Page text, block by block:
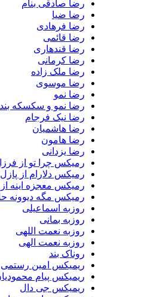
رضا صادقی بنام
رضا ضیا
رضا فرهادی
رضا قائمی
رضا قندهاری
رضا کرمانی
رضا ملک زاده
رضا موسوی
رضا نمو
رضا نمو و سکسکه بند
رضا نیک فرجام
رضا هاشمیان
رضا هامون
رضا یزدانی
رمیکس چرا تو از
رمیکس دلارام از پازل
رمیکس معجزه اینه
رمیکس مگه دیوونه
روزبه اسماعیلی
روزبه بمانی
روزبه نعمت اللهی
روزبه نعمت الهی
روناک بند
ریمیکس امین رستمی
ریمیکس پیام
ریمیکس جی دال